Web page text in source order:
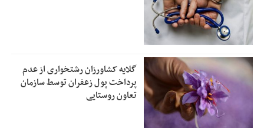
گلایه کشاورزان رشتخواری از عدم
پرداخت پول زعفران توسط سازمان
تعاون روستایی